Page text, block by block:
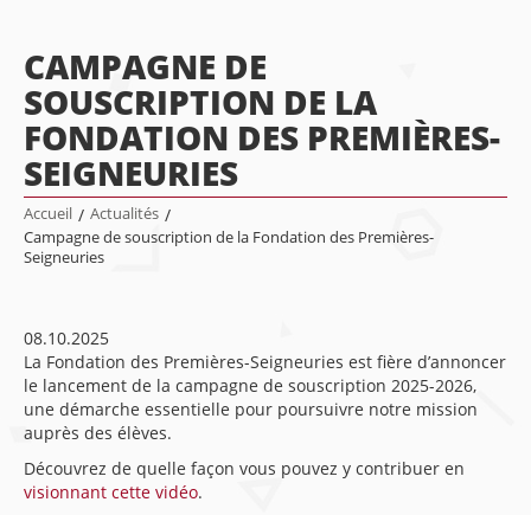
CAMPAGNE DE
SOUSCRIPTION DE LA
FONDATION DES PREMIÈRES-
SEIGNEURIES
Accueil / Actualités /
Campagne de souscription de la Fondation des Premières-
Seigneuries
08.10.2025
La Fondation des Premières-Seigneuries est fière d’annoncer
le lancement de la campagne de souscription 2025-2026,
une démarche essentielle pour poursuivre notre mission
auprès des élèves.
Découvrez de quelle façon vous pouvez y contribuer en
visionnant cette vidéo.